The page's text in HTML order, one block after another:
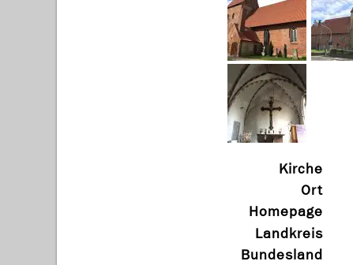
Kirche
Ort
Homepage
Landkreis
Bundesland